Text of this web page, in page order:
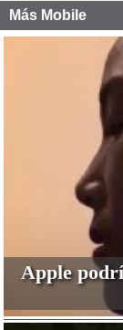
Más Mobile
Apple